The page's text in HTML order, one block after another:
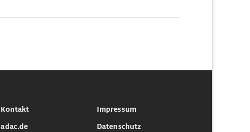
Kontakt
adac.de
Impressum
Datenschutz